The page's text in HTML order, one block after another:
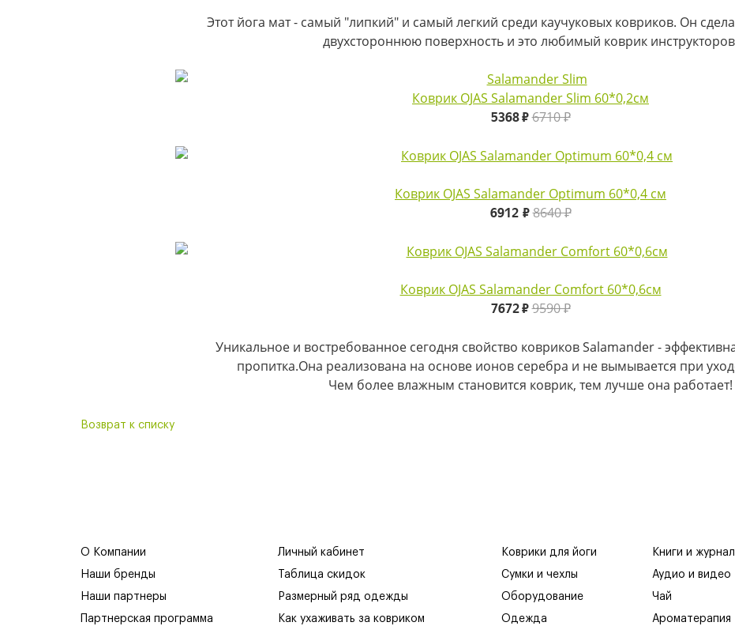
Этот йога мат - самый "липкий" и самый легкий среди каучуковых ковриков. Он
двухстороннюю поверхность и это любимый коврик
Коврик OJAS Salamander Slim 60*0,2см
5368 ₽ 6710 ₽
Коврик OJAS Salamander Optimum 60*0,4 см
6912 ₽ 8640 ₽
Коврик OJAS Salamander Comfort 60*0,6см
7672₽ 9590 ₽
Уникальное и востребованное сегодня свойство ковриков Salamander -
пропитка.Она реализована на основе ионов серебра и не вымывается при
Чем более влажным становится коврик, тем лучше она работает!
Возврат к списку
О Компании
Наши бренды
Наши партнеры
Партнерская программа
Личный кабинет
Таблица скидок
Размерный ряд одежды
Как ухаживать за ковриком
Коврики для йоги
Сумки и чехлы
Оборудование
Одежда
Книги и
Аудио и видео
Чай
Ароматерапия